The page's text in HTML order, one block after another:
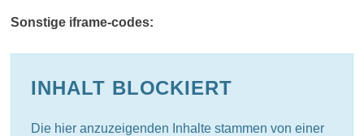
Sonstige iframe-codes:
INHALT BLOCKIERT
Die hier anzuzeigenden Inhalte stammen von einer